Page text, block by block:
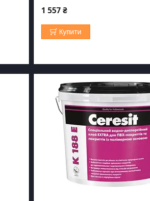
1 557 ₴
Купити